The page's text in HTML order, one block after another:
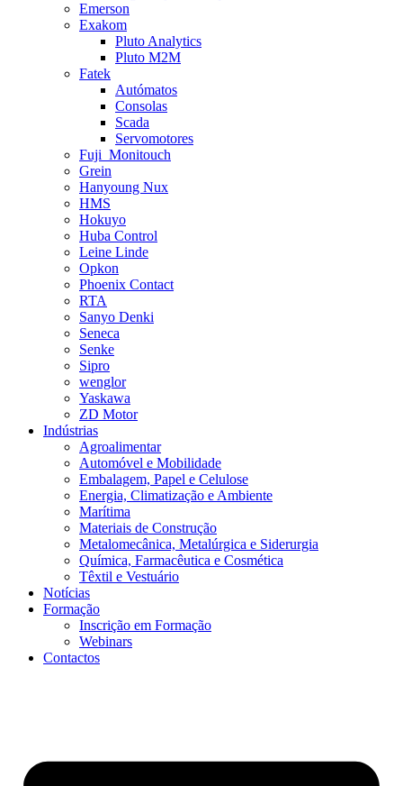
Emerson
Exakom
Pluto Analytics
Pluto M2M
Fatek
Autómatos
Consolas
Scada
Servomotores
Fuji_Monitouch
Grein
Hanyoung Nux
HMS
Hokuyo
Huba Control
Leine Linde
Opkon
Phoenix Contact
RTA
Sanyo Denki
Seneca
Senke
Sipro
wenglor
Yaskawa
ZD Motor
Indústrias
Agroalimentar
Automóvel e Mobilidade
Embalagem, Papel e Celulose
Energia, Climatização e Ambiente
Marítima
Materiais de Construção
Metalomecânica, Metalúrgica e Siderurgia
Química, Farmacêutica e Cosmética
Têxtil e Vestuário
Notícias
Formação
Inscrição em Formação
Webinars
Contactos